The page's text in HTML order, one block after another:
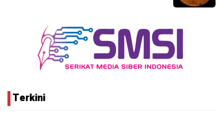
Terkini